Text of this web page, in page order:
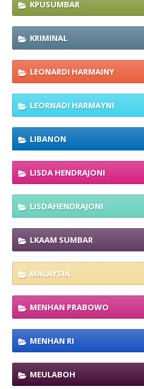
KPUSUMBAR
KRIMINAL
LEONARDI HARMAINY
LEORNADI HARMAYNI
LIBANON
LISDA HENDRAJONI
LISDAHENDRAJONI
LKAAM SUMBAR
MALAYSIA
MENHAN PRABOWO
MENHAN RI
MEULABOH